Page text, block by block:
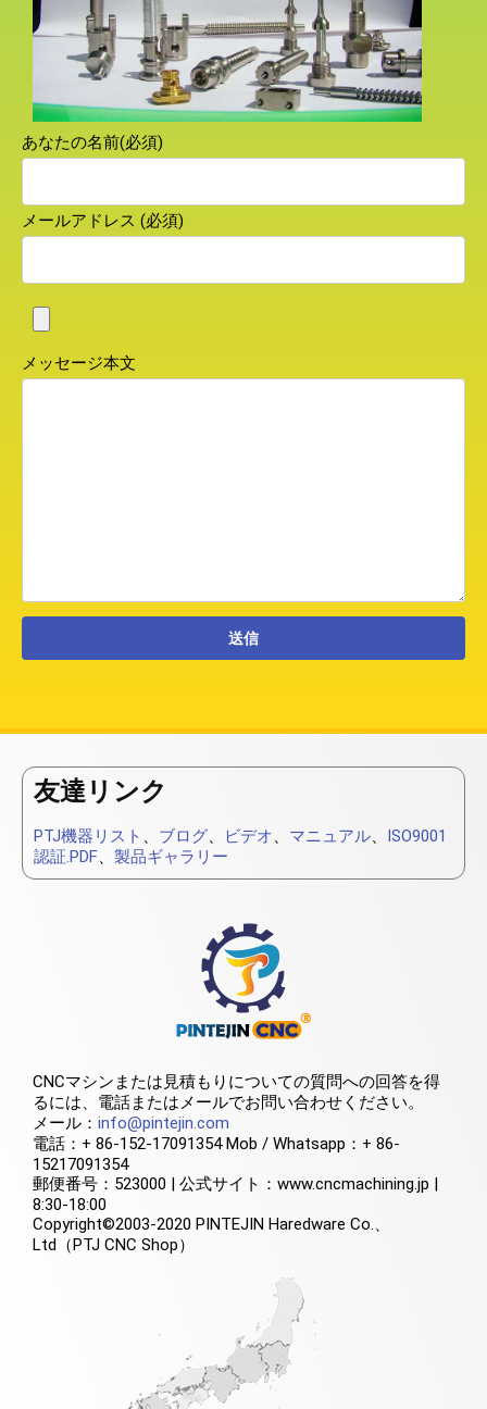
あなたの名前(必須)
メールアドレス (必須)
メッセージ本文
友達リンク
PTJ機器リスト 、 ブログ、 ビデオ、 マニュアル、 ISO9001
認証.PDF、 製品ギャラリー
CNCマシンまたは見積もりについての質問への回答を得
るには、電話またはメールでお問い合わせください。
メール： info@pintejin.com
電話：+ 86-152-17091354 Mob / Whatsapp：+ 86-
15217091354
郵便番号：523000 | 公式サイト：www.cncmachining.jp |
8:30-18:00
Copyright©2003-2020 PINTEJIN Haredware Co.、
Ltd（PTJ CNC Shop）